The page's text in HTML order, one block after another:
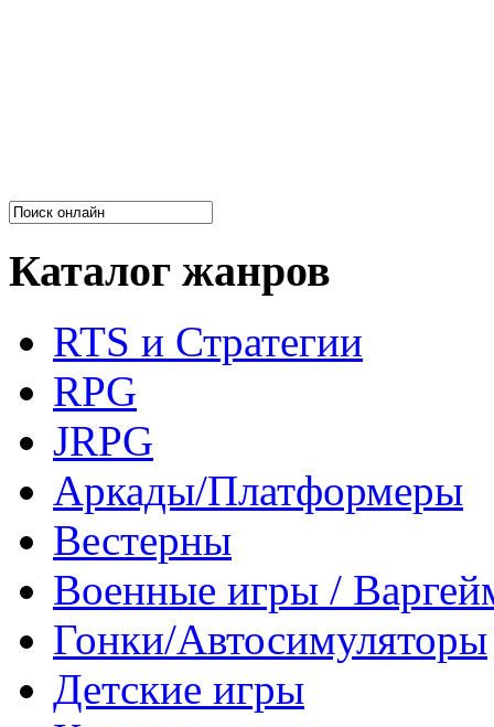
Каталог жанров
RTS и Стратегии
RPG
JRPG
Аркады/Платформеры
Вестерны
Военные игры /
Гонки/Автосимуляторы
Детские игры